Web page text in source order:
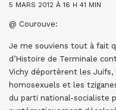
5 MARS 2012 À 16 H 41 MIN
@ Courouve:
Je me souviens tout à fait
d’Histoire de Terminale
Vichy déportèrent les
homosexuels et les
du parti national-socialiste